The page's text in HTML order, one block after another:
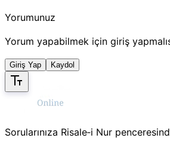
Yorumunuz
Yorum yapabilmek için giriş
Giriş Yap Kaydol
Sorularınıza Risale‑i Nur